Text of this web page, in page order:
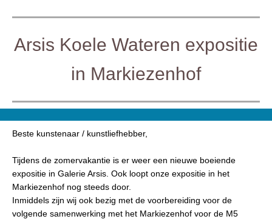
Arsis Koele Wateren expositie
in Markiezenhof
Beste kunstenaar / kunstliefhebber,
Tijdens de zomervakantie is er weer een nieuwe boeiende
expositie in Galerie Arsis. Ook loopt onze expositie in het
Markiezenhof nog steeds door.
Inmiddels zijn wij ook bezig met de voorbereiding voor de
volgende samenwerking met het Markiezenhof voor de M5